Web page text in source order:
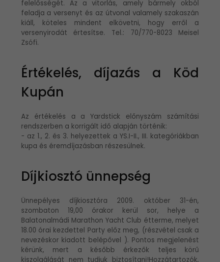
felelősségét. Az a vitorlás, amely bármely okból
feladja a versenyt és az útvonal valamely szakaszán
kiáll, köteles mindent elkövetni, hogy erről a
versenyirodát értesítse. Tel.: 70/770-8023 Meisel
Zsófi.
Értékelés, díjazás a Köd
Kupán
Az értékelés a a Yardstick előnyszám számítási
rendszerben a korrigált idő alapján történik:
- az 1., 2. és 3. helyezettek a YS.I-II., III. kategóriákban
kupa és éremdíjazásban részesülnek.
Díjkiosztó ünnepség
Ünnepélyes díjkiosztóra 2009. október 31-én,
szombaton 19,00 órakor kerül sor, helye a
Balatonalmádi Marathon Yacht Club étterme, melyet
18.00 órai kezdettel Party előz meg, (részvétel csak a
nevezéskor kiadott belépővel ). Pontos megjelenést
kérünk, mert a később érkezők teljes körű
kiszolgálását nem tudjuk biztosítani!Hozzátartozók,